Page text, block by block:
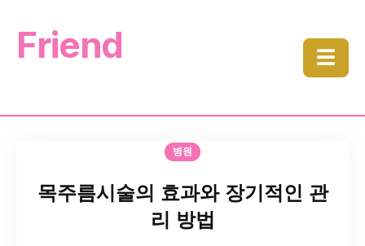
Friend ☰
병원
목주름시술의 효과와 장기적인 관
리 방법